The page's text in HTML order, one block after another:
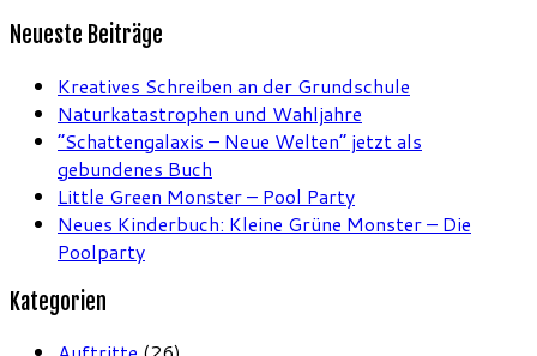
Neueste Beiträge
Kreatives Schreiben an der Grundschule
Naturkatastrophen und Wahljahre
“Schattengalaxis – Neue Welten” jetzt als
gebundenes Buch
Little Green Monster – Pool Party
Neues Kinderbuch: Kleine Grüne Monster – Die
Poolparty
Kategorien